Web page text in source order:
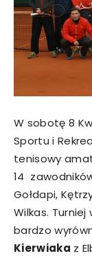
W sobotę 8
Sportu i
tenisowy
14
Gołdapi,
Wilkas. Turniej
bardzo
Kierwiaka z